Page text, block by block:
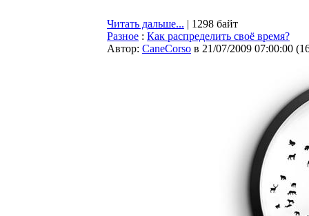
Читать дальше... | 1298 байт
Разное : Как распределить своё время?
Автор: CaneCorso в 21/07/2009 07:00:00 (